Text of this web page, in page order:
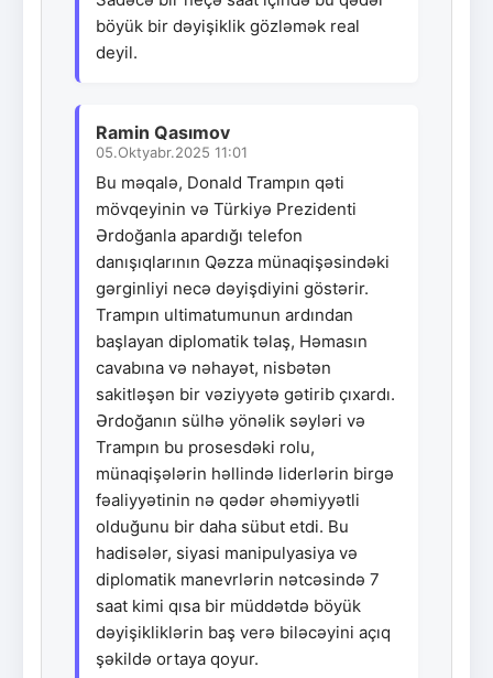
böyük bir dəyişiklik gözləmək real
deyil.
Ramin Qasımov
05.Oktyabr.2025 11:01
Bu məqalə, Donald Trampın qəti
mövqeyinin və Türkiyə Prezidenti
Ərdoğanla apardığı telefon
danışıqlarının Qəzza münaqişəsindəki
gərginliyi necə dəyişdiyini göstərir.
Trampın ultimatumunun ardından
başlayan diplomatik təlaş, Həmasın
cavabına və nəhayət, nisbətən
sakitləşən bir vəziyyətə gətirib çıxardı.
Ərdoğanın sülhə yönəlik səyləri və
Trampın bu prosesdəki rolu,
münaqişələrin həllində liderlərin birgə
fəaliyyətinin nə qədər əhəmiyyətli
olduğunu bir daha sübut etdi. Bu
hadisələr, siyasi manipulyasiya və
diplomatik manevrlərin nətcəsində 7
saat kimi qısa bir müddətdə böyük
dəyişikliklərin baş verə biləcəyini açıq
şəkildə ortaya qoyur.